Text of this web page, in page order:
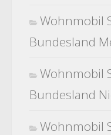
Wohnmobil
Bundesland
Wohnmobil
Bundesland
Wohnmobil